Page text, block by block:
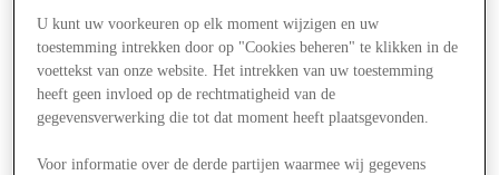
U kunt uw voorkeuren op elk moment wijzigen en uw
toestemming intrekken door op "Cookies beheren" te klikken in de
voettekst van onze website. Het intrekken van uw toestemming
heeft geen invloed op de rechtmatigheid van de
gegevensverwerking die tot dat moment heeft plaatsgevonden.
Voor informatie over de derde partijen waarmee wij gegevens